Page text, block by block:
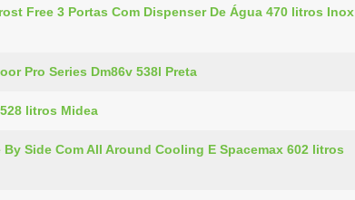
Free 3 Portas Com Dispenser De Água 470 litros Inox
Pro Series Dm86v 538l Preta
litros Midea
Side Com All Around Cooling E Spacemax 602 litros